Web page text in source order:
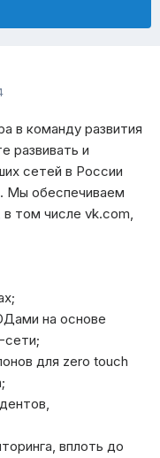
в команду развития
развивать и
сетей в России
Мы обеспечиваем
в том числе vk.com,
на основе
сети;
для zero touch
вплоть до